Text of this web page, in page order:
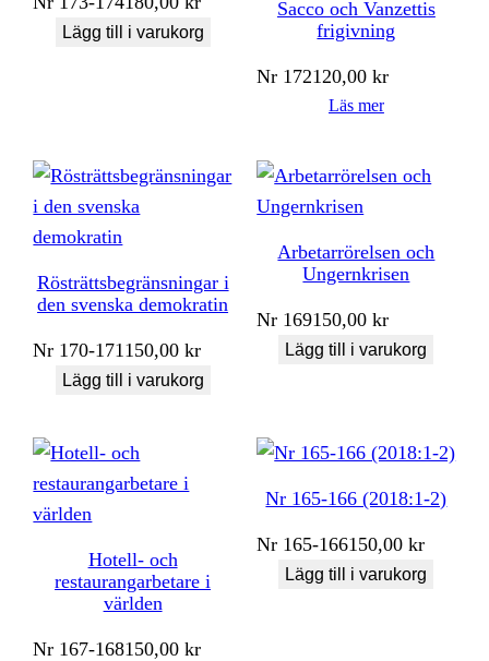
Lägg till i varukorg
Sacco och Vanzettis
frigivning
Nr 172120,00kr
Läs mer
Rösträttsbegränsningar i
den svenska demokratin
Nr 170-171150,00kr
Lägg till i varukorg
Arbetarrörelsen och
Ungernkrisen
Nr 169150,00kr
Lägg till i varukorg
Hotell- och
restaurangarbetare i
världen
Nr 167-168150,00kr
Nr 165-166 (2018:1-2)
Nr 165-166150,00kr
Lägg till i varukorg